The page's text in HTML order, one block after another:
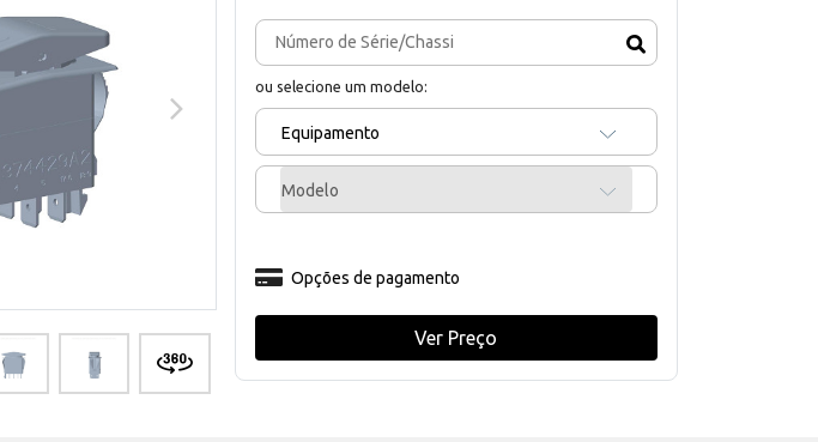
ou selecione um modelo:
Equipamento
Modelo
Opções de pagamento
Ver Preço